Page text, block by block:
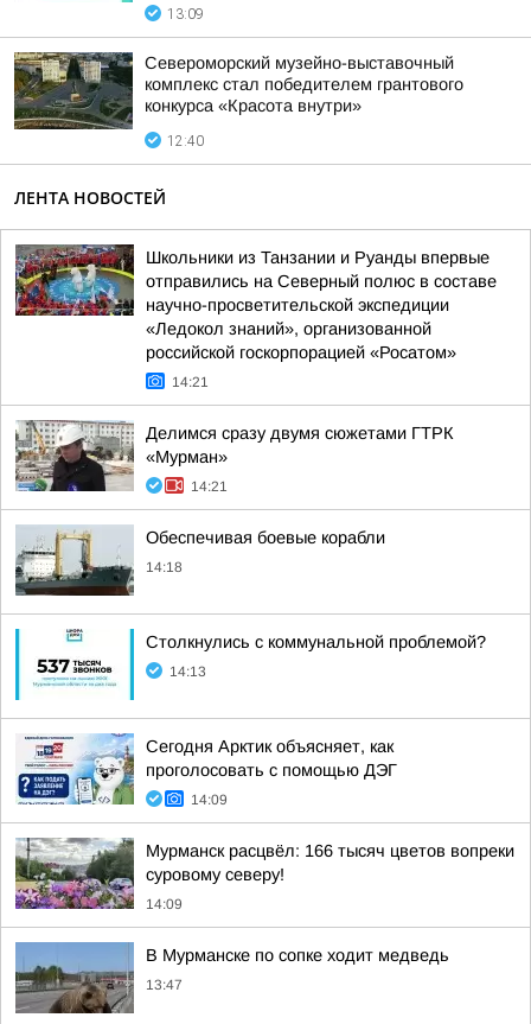
13:09
Североморский музейно-выставочный
комплекс стал победителем грантового
конкурса «Красота внутри»
12:40
ЛЕНТА НОВОСТЕЙ
Школьники из Танзании и Руанды впервые
отправились на Северный полюс в составе
научно-просветительской экспедиции
«Ледокол знаний», организованной
российской госкорпорацией «Росатом»
14:21
Делимся сразу двумя сюжетами ГТРК
«Мурман»
14:21
Обеспечивая боевые корабли
14:18
Столкнулись с коммунальной проблемой?
14:13
Сегодня Арктик объясняет, как
проголосовать с помощью ДЭГ
14:09
Мурманск расцвёл: 166 тысяч цветов вопреки
суровому северу!
14:09
В Мурманске по сопке ходит медведь
13:47